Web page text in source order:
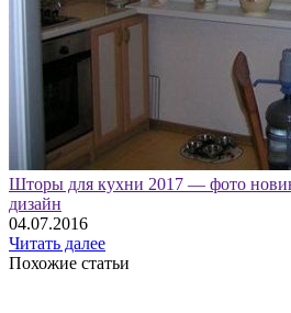
Шторы для кухни 2017 — фото
дизайн
04.07.2016
Читать далее
Похожие статьи